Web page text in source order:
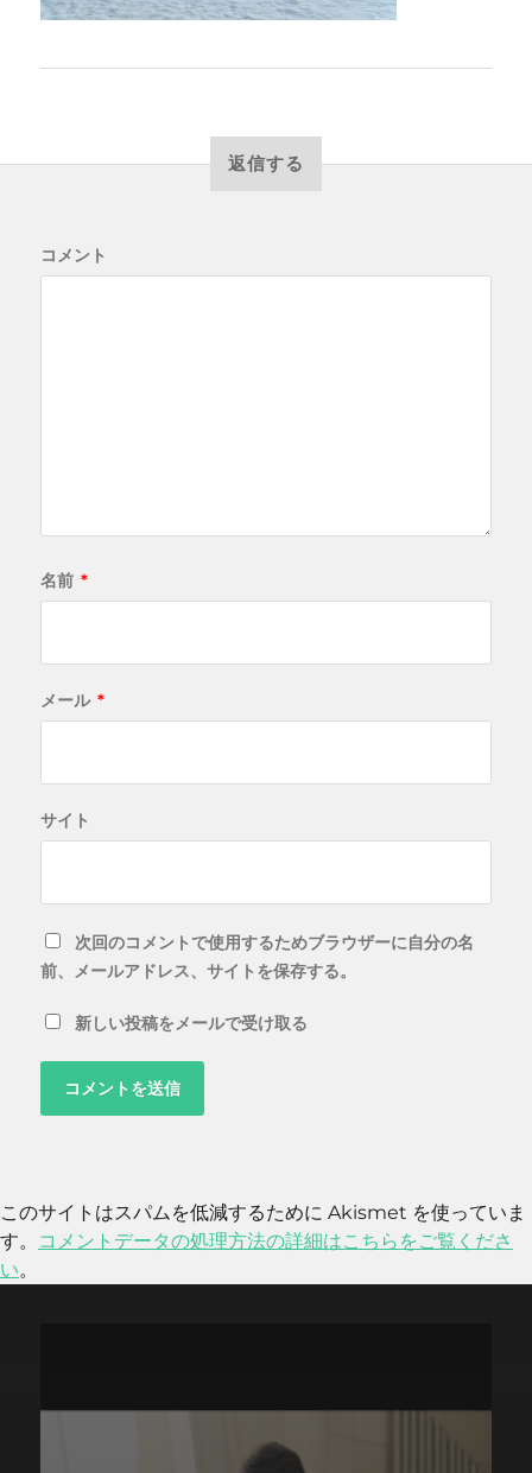
返信する
コメント
名前 *
メール *
サイト
次回のコメントで使用するためブラウザーに自分の名
前、メールアドレス、サイトを保存する。
新しい投稿をメールで受け取る
このサイトはスパムを低減するために Akismet を使っていま
す。
コメントデータの処理方法の詳細はこちらをご覧くださ
い。